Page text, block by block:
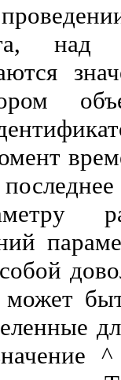
над
может